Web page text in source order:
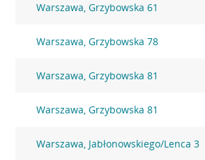
Warszawa, Grzybowska 61
Warszawa, Grzybowska 78
Warszawa, Grzybowska 81
Warszawa, Grzybowska 81
Warszawa, Jabłonowskiego/Lenca 3